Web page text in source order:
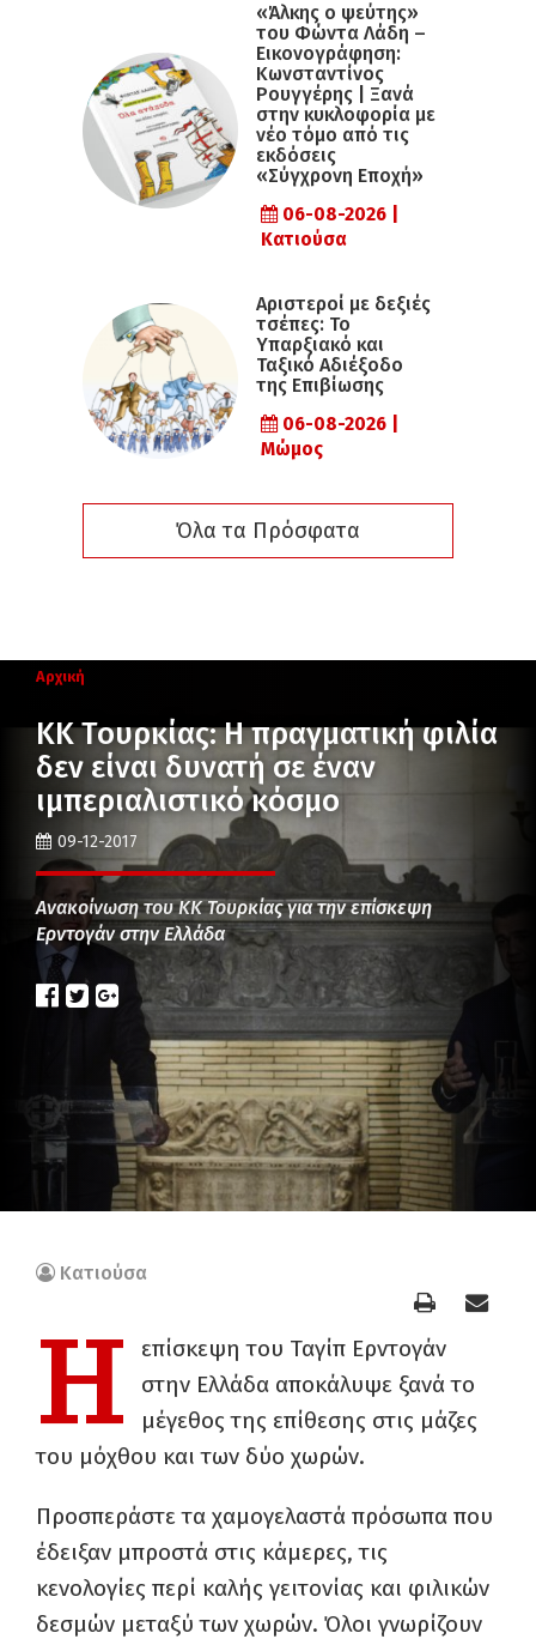
«Άλκης ο ψεύτης»
του Φώντα Λάδη –
Εικονογράφηση:
Κωνσταντίνος
Ρουγγέρης | Ξανά
στην κυκλοφορία με
νέο τόμο από τις
εκδόσεις
«Σύγχρονη Εποχή»
06-08-2026 |
Κατιούσα
Αριστεροί με δεξιές
τσέπες: Το
Υπαρξιακό και
Ταξικό Αδιέξοδο
της Επιβίωσης
06-08-2026 |
Μώμος
Όλα τα Πρόσφατα
Αρχική
ΚΚ Τουρκίας: Η πραγματική φιλία
δεν είναι δυνατή σε έναν
ιμπεριαλιστικό κόσμο
09-12-2017
Ανακοίνωση του ΚΚ Τουρκίας για την επίσκεψη
Ερντογάν στην Ελλάδα
Κατιούσα
H
επίσκεψη του Ταγίπ Ερντογάν
στην Ελλάδα αποκάλυψε ξανά το
μέγεθος της επίθεσης στις μάζες
του μόχθου και των δύο χωρών.
Προσπεράστε τα χαμογελαστά πρόσωπα που
έδειξαν μπροστά στις κάμερες, τις
κενολογίες περί καλής γειτονίας και φιλικών
δεσμών μεταξύ των χωρών. Όλοι γνωρίζουν